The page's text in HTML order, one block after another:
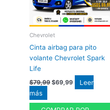
Chevrolet
Cinta airbag para pito
volante Chevrolet Spark
Life
$79,99 $69,99
Leer
más